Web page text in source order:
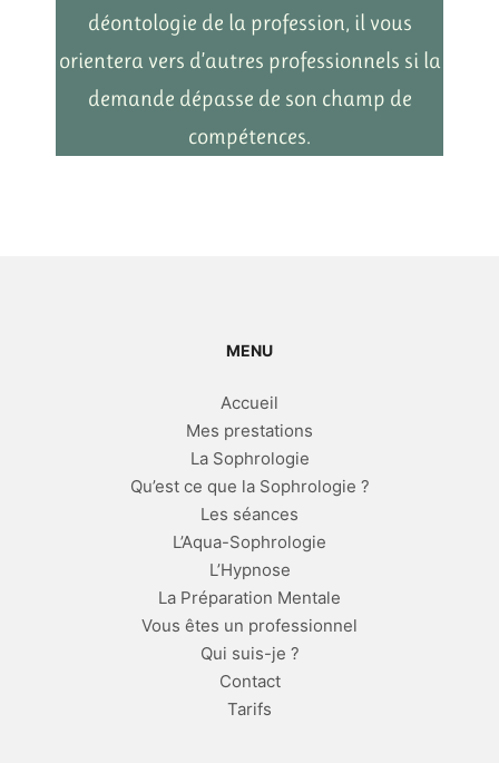
déontologie de la profession, il vous
orientera vers d’autres professionnels si la
demande dépasse de son champ de
compétences.
MENU
Accueil
Mes prestations
La Sophrologie
Qu’est ce que la Sophrologie ?
Les séances
L’Aqua-Sophrologie
L’Hypnose
La Préparation Mentale
Vous êtes un professionnel
Qui suis-je ?
Contact
Tarifs